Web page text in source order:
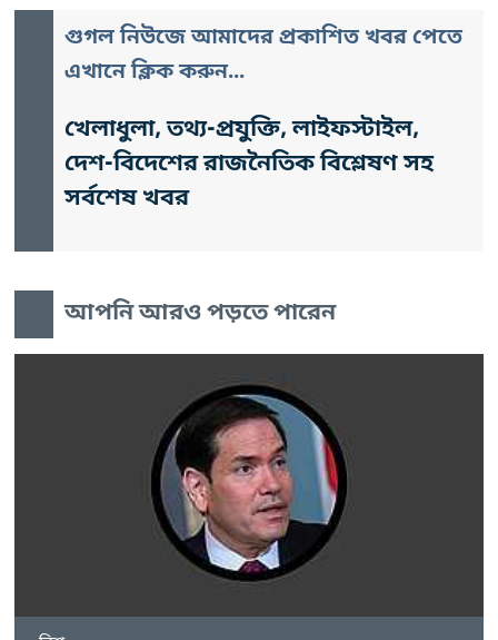
গুগল নিউজে আমাদের প্রকাশিত খবর পেতে
এখানে ক্লিক করুন...
খেলাধুলা, তথ্য-প্রযুক্তি, লাইফস্টাইল,
দেশ-বিদেশের রাজনৈতিক বিশ্লেষণ সহ
সর্বশেষ খবর
আপনি আরও পড়তে পারেন